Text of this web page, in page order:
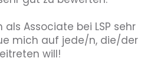
Associate bei LSP sehr
mich auf jede/n, die/der
will!